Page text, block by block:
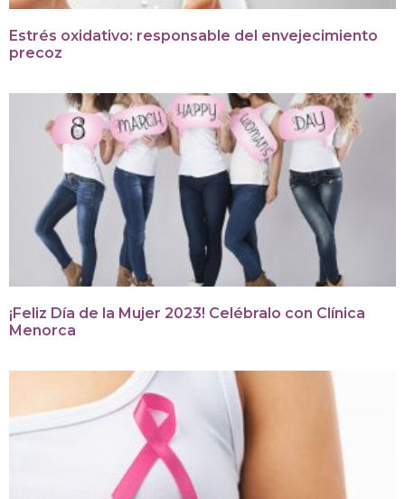
Estrés oxidativo: responsable del envejecimiento
precoz
¡Feliz Día de la Mujer 2023! Celébralo con Clínica
Menorca